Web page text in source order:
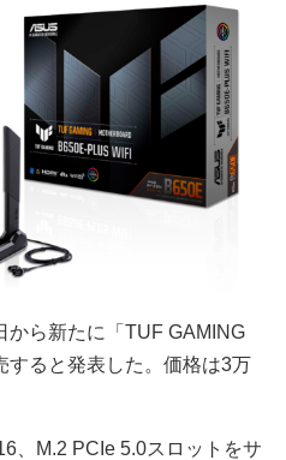
ら新たに「TUF GAMING
すると発表した。価格は3万
、M.2 PCIe 5.0スロットをサ